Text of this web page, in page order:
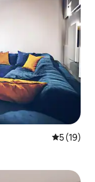
5 (19)